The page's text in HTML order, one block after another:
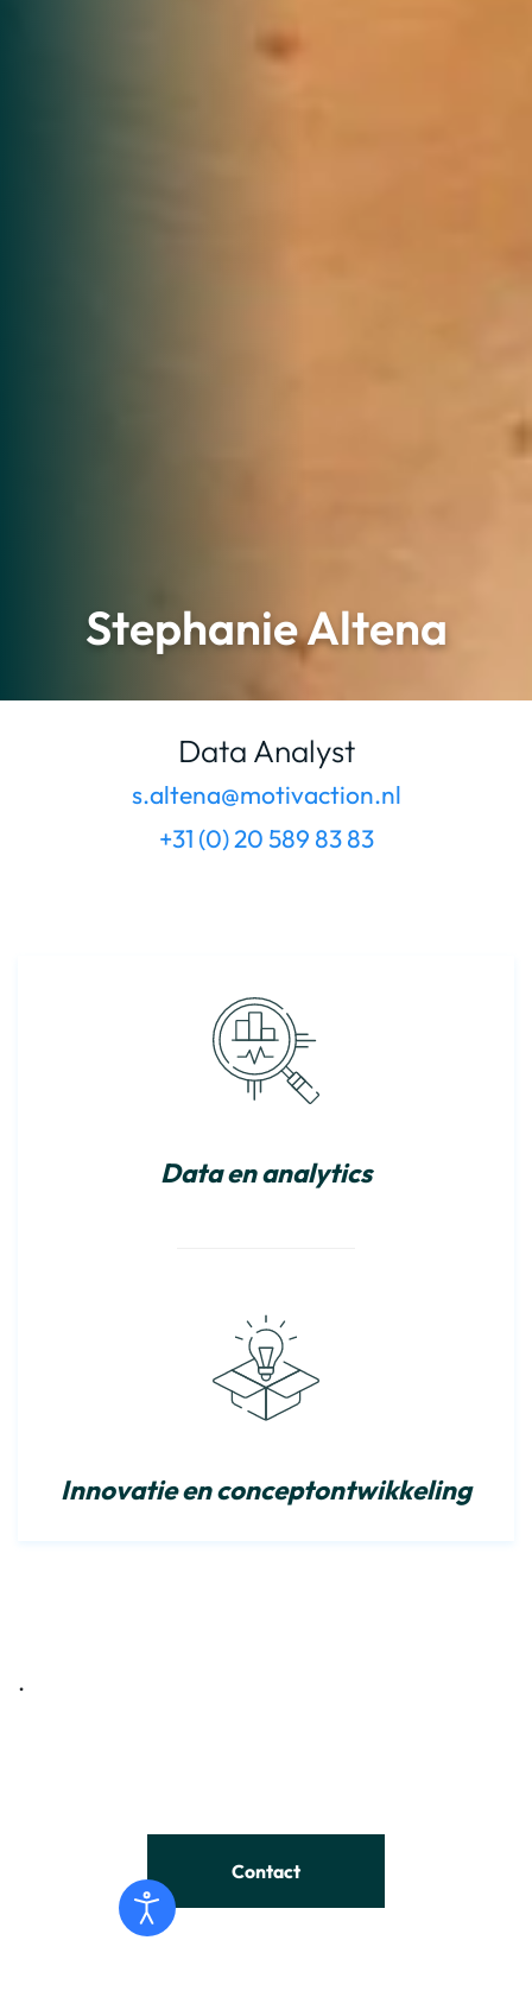
Stephanie Altena
Data Analyst
s.altena@motivaction.nl
+31 (0) 20 589 83 83
Data en analytics
Innovatie en conceptontwikkeling
.
Contact